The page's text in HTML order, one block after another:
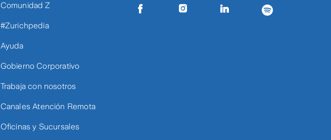
Comunidad Z
#Zurichpedia
Ayuda
Gobierno Corporativo
Trabaja con nosotros
Canales Atención Remota
Oficinas y Sucursales